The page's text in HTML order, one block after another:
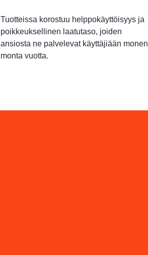
Tuotteissa korostuu helppokäyttöisyys ja
poikkeuksellinen laatutaso, joiden
ansiosta ne palvelevat käyttäjiään monen
monta vuotta.